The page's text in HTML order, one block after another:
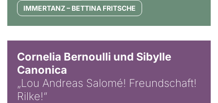
IMMERTANZ – BETTINA FRITSCHE
Cornelia Bernoulli und Sibylle
Canonica
„Lou Andreas Salomé! Freundschaft!
Rilke!“